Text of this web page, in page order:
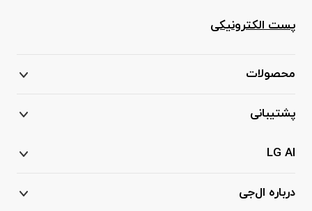
پست الکترونیکی
محصولات
پشتیبانی
LG AI
درباره ال‌جی